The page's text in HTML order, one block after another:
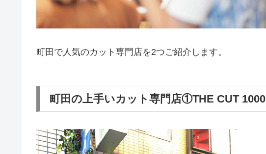
町田で人気のカット専門店を2つご紹介します。
町田の上手いカット専門店①THE CUT 1000